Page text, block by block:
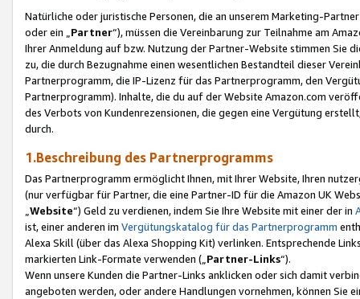
Natürliche oder juristische Personen, die an unserem Marketing-
oder ein „Partner“), müssen die Vereinbarung zur Teilnahme am
Ihrer Anmeldung auf bzw. Nutzung der Partner-Website stimmen Sie
zu, die durch Bezugnahme einen wesentlichen Bestandteil dieser
Partnerprogramm, die IP-Lizenz für das Partnerprogramm, den
Partnerprogramm). Inhalte, die du auf der Website Amazon.com
des Verbots von Kundenrezensionen, die gegen eine Vergütung
durch.
1.Beschreibung des Partnerprogramms
Das Partnerprogramm ermöglicht Ihnen, mit Ihrer Website, Ihren
(nur verfügbar für Partner, die eine Partner-ID für die Amazon UK
Website“) Geld zu verdienen, indem Sie Ihre Website mit einer der in
ist, einer anderen im Vergütungskatalog für das Partnerprogramm
Alexa Skill (über das Alexa Shopping Kit) verlinken. Entsprechende
markierten Link-Formate verwenden („ Partner-Links“).
Wenn unsere Kunden die Partner-Links anklicken oder sich damit
angeboten werden, oder andere Handlungen vornehmen, können Sie